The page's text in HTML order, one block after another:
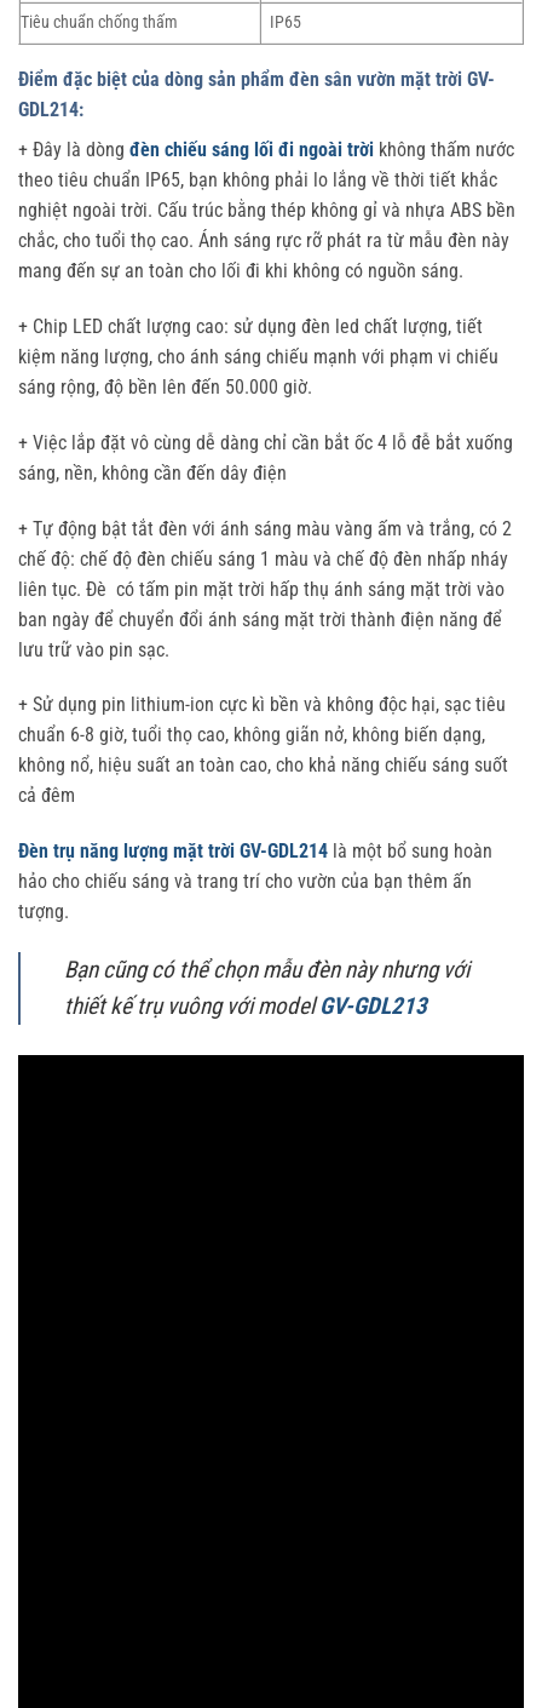
Tiêu chuẩn chống thấm
IP65
Điểm đặc biệt của dòng sản phẩm đèn sân vườn mặt trời GV-
GDL214:
+ Đây là dòng đèn chiếu sáng lối đi ngoài trời không thấm nước
theo tiêu chuẩn IP65, bạn không phải lo lắng về thời tiết khắc
nghiệt ngoài trời. Cấu trúc bằng thép không gỉ và nhựa ABS bền
chắc, cho tuổi thọ cao. Ánh sáng rực rỡ phát ra từ mẫu đèn này
mang đến sự an toàn cho lối đi khi không có nguồn sáng.
+ Chip LED chất lượng cao: sử dụng đèn led chất lượng, tiết
kiệm năng lượng, cho ánh sáng chiếu mạnh với phạm vi chiếu
sáng rộng, độ bền lên đến 50.000 giờ.
+ Việc lắp đặt vô cùng dễ dàng chỉ cần bắt ốc 4 lỗ đễ bắt xuống
sáng, nền, không cần đến dây điện
+ Tự động bật tắt đèn với ánh sáng màu vàng ấm và trắng, có 2
chế độ: chế độ đèn chiếu sáng 1 màu và chế độ đèn nhấp nháy
liên tục. Đè có tấm pin mặt trời hấp thụ ánh sáng mặt trời vào
ban ngày để chuyển đổi ánh sáng mặt trời thành điện năng để
lưu trữ vào pin sạc.
+ Sử dụng pin lithium-ion cực kì bền và không độc hại, sạc tiêu
chuẩn 6-8 giờ, tuổi thọ cao, không giãn nở, không biến dạng,
không nổ, hiệu suất an toàn cao, cho khả năng chiếu sáng suốt
cả đêm
Đèn trụ năng lượng mặt trời GV-GDL214 là một bổ sung hoàn
hảo cho chiếu sáng và trang trí cho vườn của bạn thêm ấn
tượng.
Bạn cũng có thể chọn mẫu đèn này nhưng với
thiết kế trụ vuông với modelGV-GDL213